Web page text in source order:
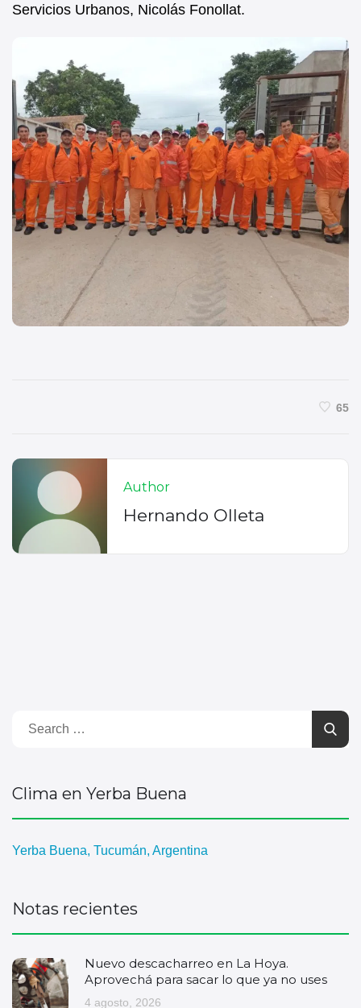
Servicios Urbanos, Nicolás Fonollat.
65
Author
Hernando Olleta
Clima en Yerba Buena
Yerba Buena, Tucumán, Argentina
Notas recientes
Nuevo descacharreo en La Hoya.
Aprovechá para sacar lo que ya no uses
4 agosto, 2026